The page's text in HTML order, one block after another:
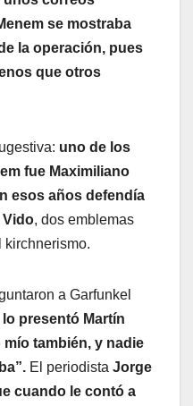
se mostraba
la operación, pues
que otros
uno de los
fue Maximiliano
esos años defendía
Vido, dos emblemas
kirchnerismo.
a Garfunkel
lo presentó Martín
mío también, y nadie
El periodista Jorge
cuando le contó a